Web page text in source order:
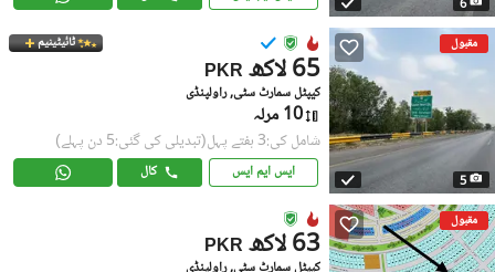
6
مقبول
5
ٹائیٹینیم
PKR 65 لاکھ
کیپٹل سمارٹ سٹی, راولپنڈی
10 مرلہ
شامل کی:3 ہفتے پہل (تبدیلی کی گئی:5 دن پہلے)
ایس ایم ایس کال
مقبول
PKR 63 لاکھ